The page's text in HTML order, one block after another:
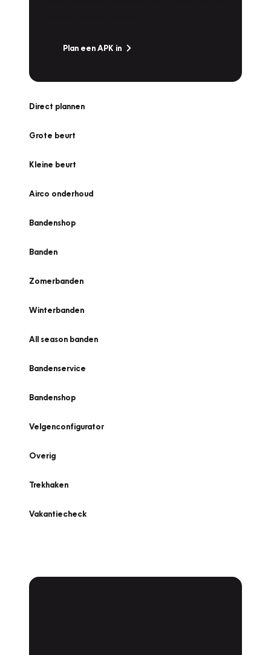
Plan een APK in
Direct plannen
Grote beurt
Kleine beurt
Airco onderhoud
Bandenshop
Banden
Zomerbanden
Winterbanden
All season banden
Bandenservice
Bandenshop
Velgenconfigurator
Overig
Trekhaken
Vakantiecheck